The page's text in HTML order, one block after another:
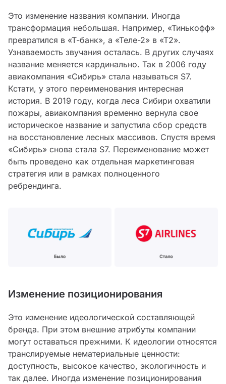
Это изменение названия компании. Иногда
трансформация небольшая. Например, «Тинькофф»
превратился в «Т-банк», а «Теле-2» в «Т2».
Узнаваемость звучания осталась. В других случаях
название меняется кардинально. Так в 2006 году
авиакомпания «Сибирь» стала называться S7.
Кстати, у этого переименования интересная
история. В 2019 году, когда леса Сибири охватили
пожары, авиакомпания временно вернула свое
историческое название и запустила сбор средств
на восстановление лесных массивов. Спустя время
«Сибирь» снова стала S7. Переименование может
быть проведено как отдельная маркетинговая
стратегия или в рамках полноценного
ребрендинга.
Изменение позиционирования
Это изменение идеологической составляющей
бренда. При этом внешние атрибуты компании
могут оставаться прежними. К идеологии относятся
транслируемые нематериальные ценности:
доступность, высокое качество, экологичность и
так далее. Иногда изменение позиционирования